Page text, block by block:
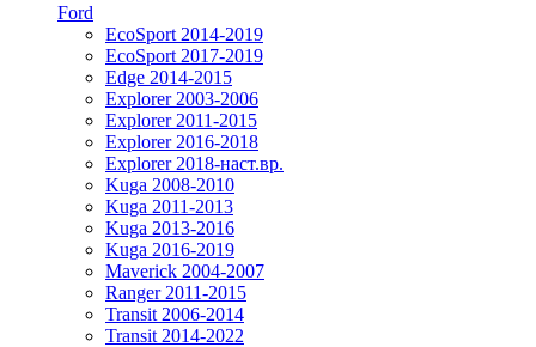
Ford
EcoSport 2014-2019
EcoSport 2017-2019
Edge 2014-2015
Explorer 2003-2006
Explorer 2011-2015
Explorer 2016-2018
Explorer 2018-наст.вр.
Kuga 2008-2010
Kuga 2011-2013
Kuga 2013-2016
Kuga 2016-2019
Maverick 2004-2007
Ranger 2011-2015
Transit 2006-2014
Transit 2014-2022